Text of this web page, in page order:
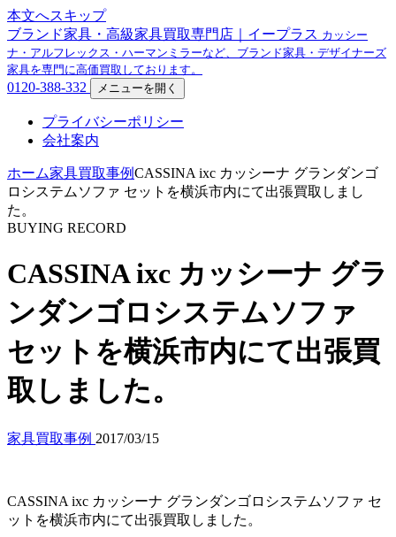
本文へスキップ
ブランド家具・高級家具買取専門店｜イープラス カッシー
ナ・アルフレックス・ハーマンミラーなど、ブランド家具・デザイナーズ
家具を専門に高価買取しております。
0120-388-332 メニューを開く
プライバシーポリシー
会社案内
ホーム家具買取事例CASSINA ixc カッシーナ グランダンゴ
ロシステムソファ セットを横浜市内にて出張買取しまし
た。
BUYING RECORD
CASSINA ixc カッシーナ グラ
ンダンゴロシステムソファ
セットを横浜市内にて出張買
取しました。
家具買取事例 2017/03/15
CASSINA ixc カッシーナ グランダンゴロシステムソファ セ
ットを横浜市内にて出張買取しました。